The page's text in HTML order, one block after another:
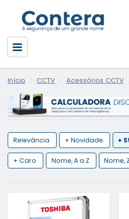
Início CCTV Acessórios CCTV
Relevância + Novidade +
+ Caro Nome, A a Z Nome,